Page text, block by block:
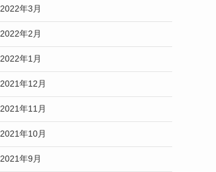
2022年3月
2022年2月
2022年1月
2021年12月
2021年11月
2021年10月
2021年9月